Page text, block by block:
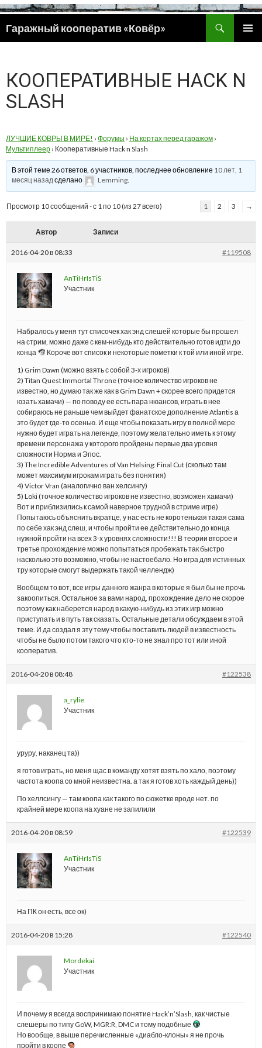
Гаражный кооператив «Ковёр»
ПЕРЕЙТИ
КООПЕРАТИВНЫЕ HACK N
SLASH
ЛУЧШИЕ КОВРЫ В МИРЕ! › Форумы › На кортах перед гаражом ›
Мультиплеер › Кооперативные Hack n Slash
В этой теме 26 ответов, 6 участников, последнее обновление 10 лет, 1
месяц назадсделано Lemming.
Просмотр 10 сообщений - с 1 по 10 (из 27 всего) 1 2 3 →
Автор Записи
2016-04-20 в 08:33 #119508
AnTiHrIsTiS
Участник
Набралось у меня тут списочек хак энд слешей которые бы прошел
на стрим, можно даже с кем-нибудь кто действительно готов идти до
конца
Короче вот список и некоторые пометки к той или иной игре.
1) Grim Dawn (можно взять с собой 3-х игроков)
2) Titan Quest Immortal Throne (точное количество игроков не
известно, но думаю так же как в Grim Dawn + скорее всего придется
юзать хамачи) — по поводу ее есть пара нюансов, играть в нее
собираюсь не раньше чем выйдет фанатское дополнение Atlantis а
это будет где-то осенью. И еще чтобы показать игру в полной мере
нужно будет играть на легенде, поэтому желательно иметь к этому
времени персонажа у которого пройдены первые два уровня
сложности Норма и Эпос.
3) The Incredible Adventures of Van Helsing: Final Cut (сколько там
может максимум игрокам играть без понятия)
4) Victor Vran (аналогично ван хелсингу)
5) Loki (точное количество игроков не известно, возможен хамачи)
Вот и приблизились к самой наверное трудной в стриме игре)
Попытаюсь объяснить вкратце, у нас есть не коротенькая такая сама
по себе хак энд слеш, и чтобы пройти ее действительно до конца
нужной пройти на всех 3-х уровнях сложности!!! В теории второе и
третье прохождение можно попытаться пробежать так быстро
насколько это возможно, чтобы не настоебало. Но игра для истинных
тру которые смогут выдержать такой челлендж)
Вообщем то вот, все игры данного жанра в которые я был бы не прочь
закоопиться. Остальное за вами народ, прохождение дело не скорое
поэтому как наберется народ в какую-нибудь из этих игр можно
приступать и в путь так сказать. Остальные детали обсуждаем в этой
теме. И да создал я эту тему чтобы поставить людей в известность
чтобы не было потом такого что кто-то не знал про тот или иной
кооператив.
2016-04-20 в 08:48 #122538
a_rylie
Участник
уруру, наканец та))
я готов играть, но меня щас в команду хотят взять по хало, поэтому
частота коопа со мной неизвестна. а так я готов хоть каждый день))
По хеллсингу — там коопа как такого по сюжетке вроде нет. по
крайней мере коопа на хуане не запилили
2016-04-20 в 08:59 #122539
AnTiHrIsTiS
Участник
На ПК он есть, все ок)
2016-04-20 в 15:28 #122540
Mordekai
Участник
И почему я всегда воспринимаю понятие Hack’n’Slash, как чистые
слешеры по типу GoW, MGR:R, DMC и тому подобные
Но вообще, в выше перечисленные «диабло-клоны» я не прочь
пройти в коопе